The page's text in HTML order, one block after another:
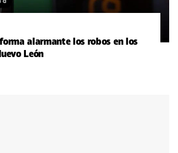
alarmante los robos en los
León